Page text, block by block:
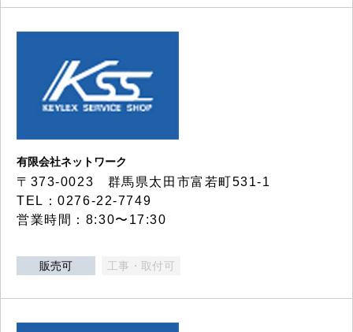
有限会社ネットワーク
〒373-0023 群馬県太田市富若町531-1
TEL：0276-22-7749
営業時間：8:30〜17:30
販売可 工事・取付可